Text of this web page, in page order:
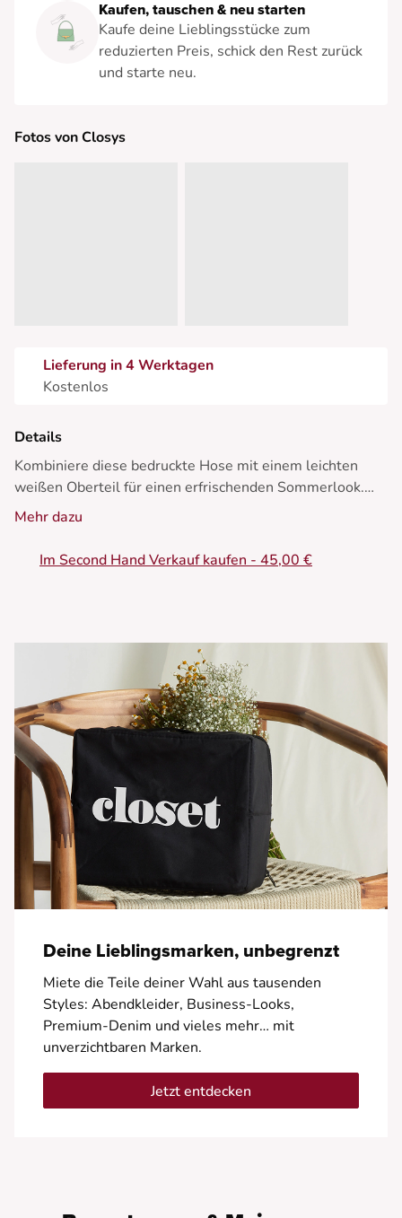
Kaufen, tauschen & neu starten
Kaufe deine Lieblingsstücke zum
reduzierten Preis, schick den Rest zurück
und starte neu.
Fotos von Closys
Lieferung in 4 Werktagen
Kostenlos
Details
Kombiniere diese bedruckte Hose mit einem leichten
weißen Oberteil für einen erfrischenden Sommerlook.
Füge flache Sandalen für einen lässigen Touch hinzu.
• Bedruckte Hose
• Elegante ethnische Muster
Mehr dazu
Im Second Hand Verkauf kaufen - 45,00 €
Deine Lieblingsmarken, unbegrenzt
Miete die Teile deiner Wahl aus tausenden
Styles: Abendkleider, Business-Looks,
Premium-Denim und vieles mehr… mit
unverzichtbaren Marken.
Jetzt entdecken